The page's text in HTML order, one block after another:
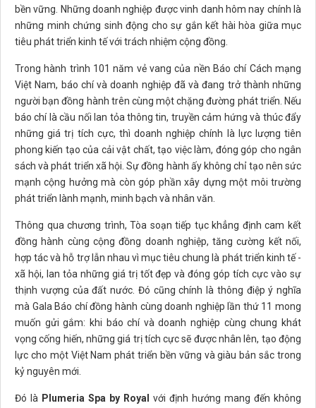
bền vững. Những doanh nghiệp được vinh danh hôm nay chính là
những minh chứng sinh động cho sự gắn kết hài hòa giữa mục
tiêu phát triển kinh tế với trách nhiệm cộng đồng.
Trong hành trình 101 năm vẻ vang của nền Báo chí Cách mạng
Việt Nam, báo chí và doanh nghiệp đã và đang trở thành những
người bạn đồng hành trên cùng một chặng đường phát triển. Nếu
báo chí là cầu nối lan tỏa thông tin, truyền cảm hứng và thúc đẩy
những giá trị tích cực, thì doanh nghiệp chính là lực lượng tiên
phong kiến tạo của cải vật chất, tạo việc làm, đóng góp cho ngân
sách và phát triển xã hội. Sự đồng hành ấy không chỉ tạo nên sức
mạnh cộng hưởng mà còn góp phần xây dựng một môi trường
phát triển lành mạnh, minh bạch và nhân văn.
Thông qua chương trình, Tòa soạn tiếp tục khẳng định cam kết
đồng hành cùng cộng đồng doanh nghiệp, tăng cường kết nối,
hợp tác và hỗ trợ lẫn nhau vì mục tiêu chung là phát triển kinh tế -
xã hội, lan tỏa những giá trị tốt đẹp và đóng góp tích cực vào sự
thịnh vượng của đất nước. Đó cũng chính là thông điệp ý nghĩa
mà Gala Báo chí đồng hành cùng doanh nghiệp lần thứ 11 mong
muốn gửi gắm: khi báo chí và doanh nghiệp cùng chung khát
vọng cống hiến, những giá trị tích cực sẽ được nhân lên, tạo động
lực cho một Việt Nam phát triển bền vững và giàu bản sắc trong
kỷ nguyên mới.
Đó là Plumeria Spa by Royal
với định hướng mang đến không